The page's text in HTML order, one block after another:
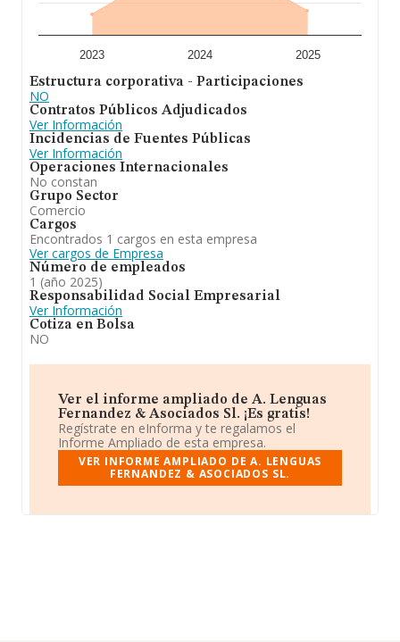
2023 2024 2025
Estructura corporativa - Participaciones
NO
Contratos Públicos Adjudicados
Ver Información
Incidencias de Fuentes Públicas
Ver Información
Operaciones Internacionales
No constan
Grupo Sector
Comercio
Cargos
Encontrados 1 cargos en esta empresa
Ver cargos de Empresa
Número de empleados
1 (año 2025)
Responsabilidad Social Empresarial
Ver Información
Cotiza en Bolsa
NO
Ver el informe ampliado de A. Lenguas
Fernandez & Asociados Sl. ¡Es gratis!
Regístrate en eInforma y te regalamos el
Informe Ampliado de esta empresa.
VER INFORME AMPLIADO DE A. LENGUAS
FERNANDEZ & ASOCIADOS SL.